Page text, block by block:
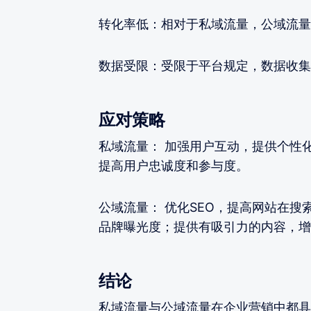
转化率低：相对于私域流量，公域流
数据受限：受限于平台规定，数据收
应对策略
私域流量： 加强用户互动，提供个性
提高用户忠诚度和参与度。
公域流量： 优化SEO，提高网站在搜
品牌曝光度；提供有吸引力的内容，
结论
私域流量与公域流量在企业营销中都